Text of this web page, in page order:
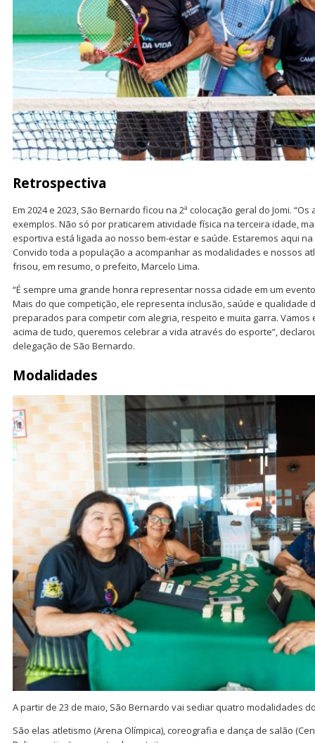
Retrospectiva
Em 2024 e 2023, São Bernardo ficou na 2ª colocação geral do Jomi.
exemplos. Não só por praticarem atividade física na terceira idade,
esportiva está ligada ao nosso bem-estar e saúde. Estaremos aqui
Convido toda a população a acompanhar as modalidades e nossos
frisou, em resumo, o prefeito, Marcelo Lima.
“É sempre uma grande honra representar nossa cidade em um
Mais do que competição, ele representa inclusão, saúde e qualidade
preparados para competir com alegria, respeito e muita garra. Vamos
acima de tudo, queremos celebrar a vida através do esporte”,
delegação de São Bernardo.
Modalidades
A partir de 23 de maio, São Bernardo vai sediar quatro modalidades do
São elas atletismo (Arena Olímpica), coreografia e dança de salão